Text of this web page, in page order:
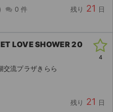
0 件 残り 21 日
LOVE SHOWER 20
流プラザきらら
残り 21 日
4